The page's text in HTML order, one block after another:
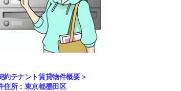
約テナント賃貸物件概要＞
住所：東京都墨田区